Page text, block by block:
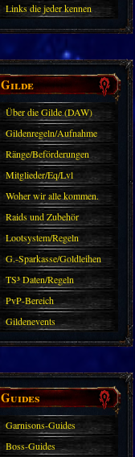
Links die jeder kennen
sollte?! Oder nicht?
Gilde
Über die Gilde (DAW)
Gildenregeln/Aufnahme
Ränge/Beförderungen
Mitglieder/Eq/Lvl
Woher wir alle kommen.
Raids und Zubehör
Lootsystem/Regeln
G.-Sparkasse/Goldleihen
TS³ Daten/Regeln
PvP-Bereich
Gildenevents
Guides
Garnisons-Guides
Boss-Guides